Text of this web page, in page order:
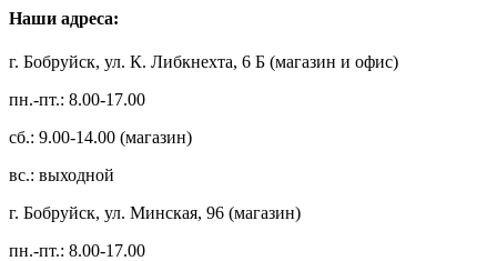
Наши адреса:
г. Бобруйск, ул. К. Либкнехта, 6 Б (магазин и офис)
пн.-пт.: 8.00-17.00
сб.: 9.00-14.00 (магазин)
вс.: выходной
г. Бобруйск, ул. Минская, 96 (магазин)
пн.-пт.: 8.00-17.00